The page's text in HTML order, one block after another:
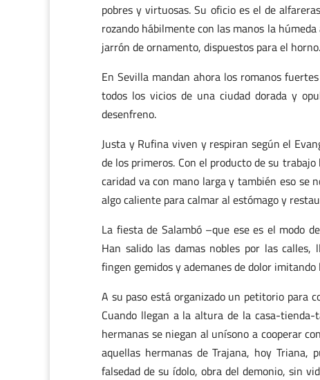
pobres y virtuosas. Su oficio es el de
rozando hábilmente con las manos la
jarrón de ornamento, dispuestos para el horno.
En Sevilla mandan ahora los romanos
todos los vicios de una ciudad dorada y
desenfreno.
Justa y Rufina viven y respiran según el
de los primeros. Con el producto de su
caridad va con mano larga y también eso se
algo caliente para calmar al estómago y
La fiesta de Salambó –que ese es el modo
Han salido las damas nobles por las
fingen gemidos y ademanes de dolor
A su paso está organizado un petitorio para
Cuando llegan a la altura de la casa-
hermanas se niegan al unísono a cooperar
aquellas hermanas de Trajana, hoy Triana,
falsedad de su ídolo, obra del demonio, sin